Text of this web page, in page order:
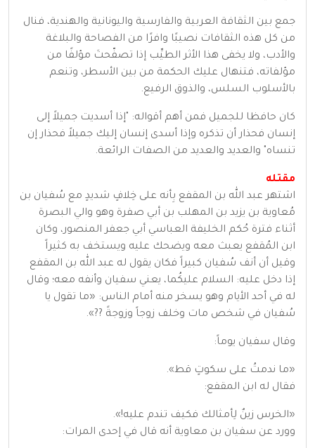
جمع بين الثقافة العربية والفارسية واليونانية والهندية، فنال
من كل هذه الثقافات نصيبًا وافرًا من الفصاحة والبلاغة
والأدب، ولا يخفى هذا الأثر الطيِّب إذا تصفّحتَ مؤلفًا من
مؤلفاته، فتنهال عليك الحكمة من بين الأسطر، وتنعم
بالأسلوب السلس، والذوق الرفيع.
كان حافظا للجميل فمن أهم أقواله: "إذا أسديت جميلاً إلى
إنسان فحذار أن تذكره وإذا أسدى إنسان إليك جميلاً فحذار إن
تنساه" والعديد والعديد من الصفات الرائعة.
مقتله
اشتهر عبد الله بن المقفع بِأنه على خِلافٍ شديدٍ مع سُفيان بن
مُعاوية بن يزيد بن المهلب بن أبي صفرة وهو والي البصرة
أثناء فترة حُكم الخليفة العباسي أبي جعفر المنصور، وكان
ابن المُقفع يعبث معه ويضحك عليه ويستخف به كثيراً
وقيل أن أنف سُفيان كبيراً فكان يقول له عبد الله بن المقفع
إذا دخل عليه: السلام عليكُما، يعني سفيان وأنفه معه؛ وقال
له في أحد الأيام وهو يسخر منه أمام الناس: «ما تقول يا
سُفيان في شخص مات وخلف زوجاً وزوجةً ??».
وقال سفيان يوماً:
«ما ندمتُ على سكوتٍ قط».
فقال له ابن المقفع:
«الخرس زينٌ لِأمثالك فكيف تندم عليه!».
وورد عن سفيان بن معاوية أنه قال في إحدى المرات: